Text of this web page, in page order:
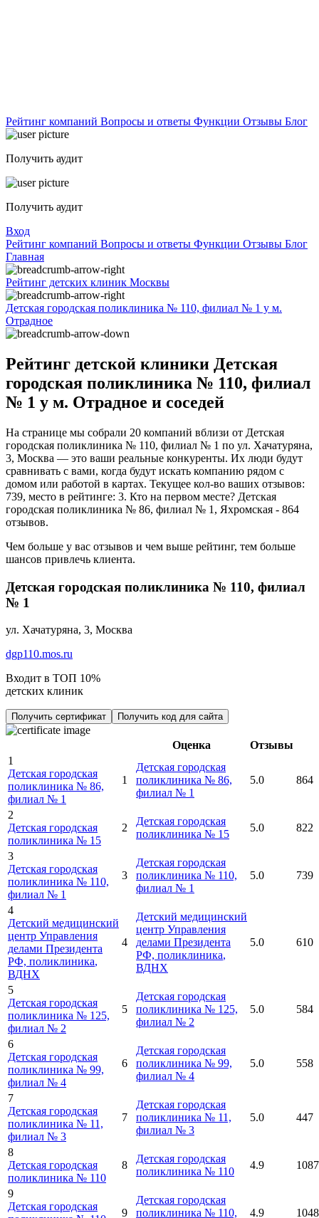
Рейтинг компаний Вопросы и ответы Функции Отзывы Блог
Получить аудит
Получить аудит
Вход
Рейтинг компаний Вопросы и ответы Функции Отзывы Блог
Главная
Рейтинг детских клиник Москвы
Детская городская поликлиника № 110, филиал № 1 у м.
Отрадное
Рейтинг детской клиники Детская
городская поликлиника № 110, филиал
№ 1 у м. Отрадное и соседей
На странице мы собрали 20 компаний вблизи от Детская
городская поликлиника № 110, филиал № 1 по ул. Хачатуряна,
3, Москва — это ваши реальные конкуренты. Их люди будут
сравнивать с вами, когда будут искать компанию рядом с
домом или работой в картах. Текущее кол-во ваших отзывов:
739, место в рейтинге: 3. Кто на первом месте? Детская
городская поликлиника № 86, филиал № 1, Яхромская - 864
отзывов.
Чем больше у вас отзывов и чем выше рейтинг, тем больше
шансов привлечь клиента.
Детская городская поликлиника № 110, филиал
№ 1
ул. Хачатуряна, 3, Москва
dgp110.mos.ru
Входит в ТОП 10%
детских клиник
Получить сертификат Получить код для сайта
Оценка
Отзывы
1
Детская городская
поликлиника № 86,
филиал № 1
1
Детская городская
поликлиника № 86,
филиал № 1
5.0 864
2
Детская городская
поликлиника № 15
2
Детская городская
поликлиника № 15
5.0 822
3
Детская городская
поликлиника № 110,
филиал № 1
3
Детская городская
поликлиника № 110,
филиал № 1
5.0 739
4
Детский медицинский
центр Управления
делами Президента
РФ, поликлиника,
ВДНХ
4
Детский медицинский
центр Управления
делами Президента
РФ, поликлиника,
ВДНХ
5.0 610
5
Детская городская
поликлиника № 125,
филиал № 2
5
Детская городская
поликлиника № 125,
филиал № 2
5.0 584
6
Детская городская
поликлиника № 99,
филиал № 4
6
Детская городская
поликлиника № 99,
филиал № 4
5.0 558
7
Детская городская
поликлиника № 11,
филиал № 3
7
Детская городская
поликлиника № 11,
филиал № 3
5.0 447
8
Детская городская
поликлиника № 110
8
Детская городская
поликлиника № 110
4.9 1087
9
Детская городская
9
Детская городская
поликлиника № 110,
4.9 1048